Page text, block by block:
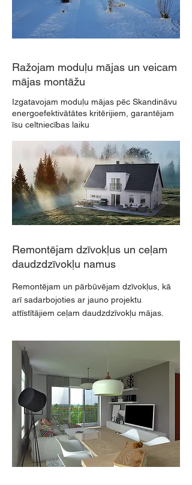
Ražojam moduļu mājas un veicam
mājas montāžu
Izgatavojam moduļu mājas pēc Skandināvu
energoefektivātātes kritērijiem, garantējam
īsu celtniecības laiku
Remontējam dzīvokļus un ceļam
daudzdzīvokļu namus
Remontējam un pārbūvējam dzīvokļus, kā
arī sadarbojoties ar jauno projektu
attīstītājiem ceļam daudzdzīvokļu mājas.